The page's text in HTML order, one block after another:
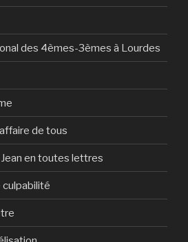
des 4èmes-3èmes à Lourdes
de tous
en toutes lettres
culpabilité